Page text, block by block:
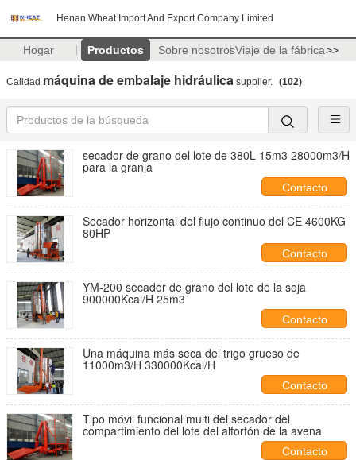
Henan Wheat Import And Export Company Limited
Hogar Productos Sobre nosotrosViaje de la fábrica>>
Calidad máquina de embalaje hidráulica supplier. (102)
secador de grano del lote de 380L 15m3 28000m3/H
para la granja
Contacto
Secador horizontal del flujo continuo del CE 4600KG
80HP
Contacto
YM-200 secador de grano del lote de la soja
900000Kcal/H 25m3
Contacto
Una máquina más seca del trigo grueso de
11000m3/H 330000Kcal/H
Contacto
Tipo móvil funcional multi del secador del
compartimiento del lote del alforfón de la avena
Contacto